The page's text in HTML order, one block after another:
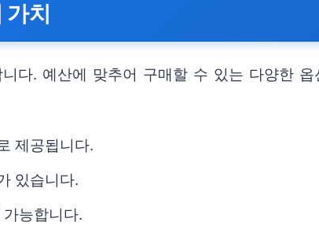
가치
다. 예산에 맞추어 구매할 수 있는 다양한
제공됩니다.
있습니다.
능합니다.